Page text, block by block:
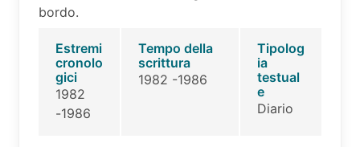
bordo.
Estremi
cronolo
gici
1982
-1986
Tempo della
scrittura
1982 -1986
Tipolog
ia
testual
e
Diario